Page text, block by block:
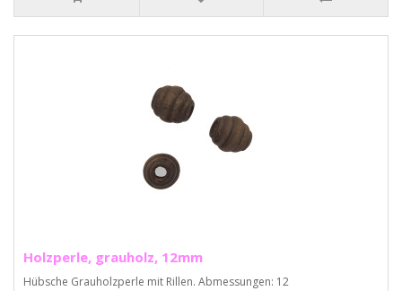
Holzperle, grauholz, 12mm
Hübsche Grauholzperle mit Rillen. Abmessungen: 12